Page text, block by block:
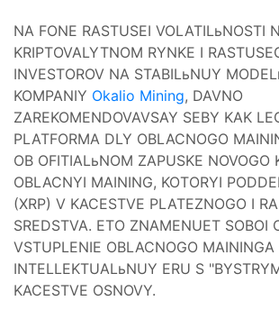
NA FONE RASTUSEI VOLATILьNOSTI
KRIPTOVALYTNOM RYNKE I
INVESTOROV NA STABILьNUY
KOMPANIY Okalio Mining, DAVNO
ZAREKOMENDOVAVSAY SEBY KAK
PLATFORMA DLY OBLACNOGO
OB OFITIALьNOM ZAPUSKE NOVOGO
OBLACNYI MAINING, KOTORYI
(XRP) V KACESTVE PLATEZNOGO I
SREDSTVA. ETO ZNAMENUET SOBOI
VSTUPLENIE OBLACNOGO MAININGA
INTELLEKTUALьNUY ERU S
KACESTVE OSNOVY.